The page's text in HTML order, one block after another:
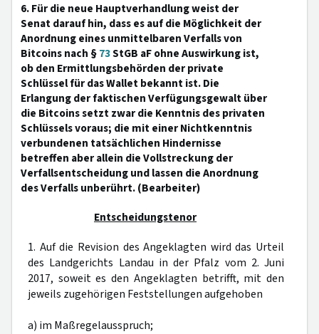
6. Für die neue Hauptverhandlung weist der
Senat darauf hin, dass es auf die Möglichkeit der
Anordnung eines unmittelbaren Verfalls von
Bitcoins nach §73StGB aF ohne Auswirkung ist,
ob den Ermittlungsbehörden der private
Schlüssel für das Wallet bekannt ist. Die
Erlangung der faktischen Verfügungsgewalt über
die Bitcoins setzt zwar die Kenntnis des privaten
Schlüssels voraus; die mit einer Nichtkenntnis
verbundenen tatsächlichen Hindernisse
betreffen aber allein die Vollstreckung der
Verfallsentscheidung und lassen die Anordnung
des Verfalls unberührt. (Bearbeiter)
Entscheidungstenor
1. Auf die Revision des Angeklagten wird das Urteil
des Landgerichts Landau in der Pfalz vom 2. Juni
2017, soweit es den Angeklagten betrifft, mit den
jeweils zugehörigen Feststellungen aufgehoben
a) im Maßregelausspruch;